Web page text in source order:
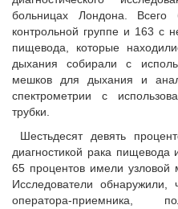
больницах Лондона.
контрольной группе и 163 с
пищевода, которые
дыхания собирали с
мешков для дыхания и
спектрометрии с
трубки.
Шестьдесят девять
диагностикой рака
65 процентов имели узловой
Исследователи обнаружили,
оператора-